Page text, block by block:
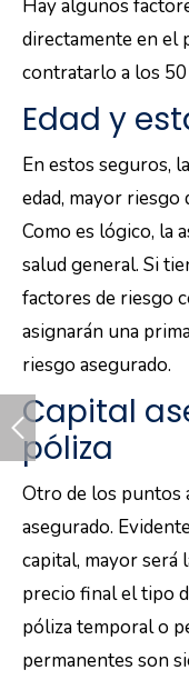
Hay algunos
directamente en el
contratarlo a los 50
Edad y
En estos seguros,
edad, mayor
Como es lógico, la
salud general. Si
factores de riesgo
asignarán una
riesgo asegurado.
Capital
póliza
Otro de los puntos
asegurado.
capital, mayor será
precio final el tipo
póliza temporal o
permanentes son